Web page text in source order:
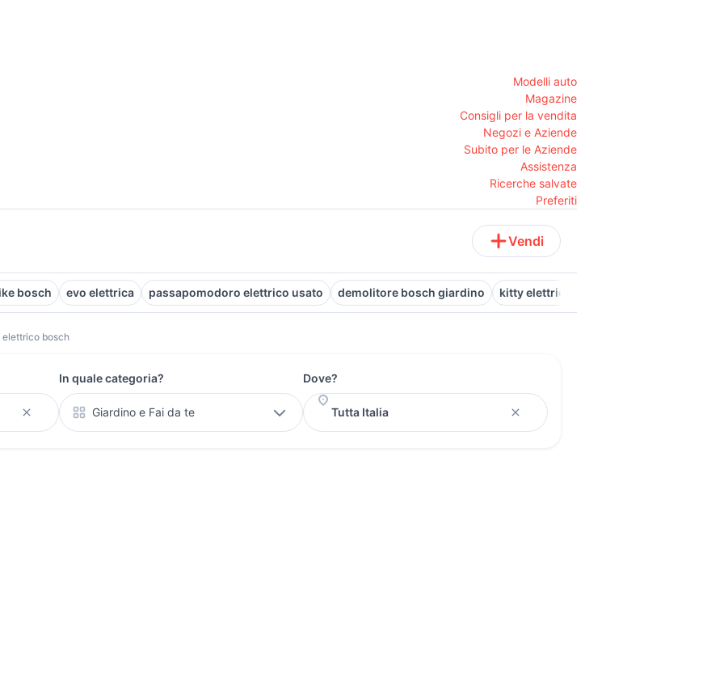
Modelli auto
Magazine
Consigli per la vendita
Negozi e Aziende
Subito per le Aziende
Assistenza
Ricerche salvate
Preferiti
Vendi
bosch evo elettrica passapomodoro elettrico usato demolitore bosch giardino kitty elettrica
bosch
In quale categoria?
Giardino e Fai da te
Dove?